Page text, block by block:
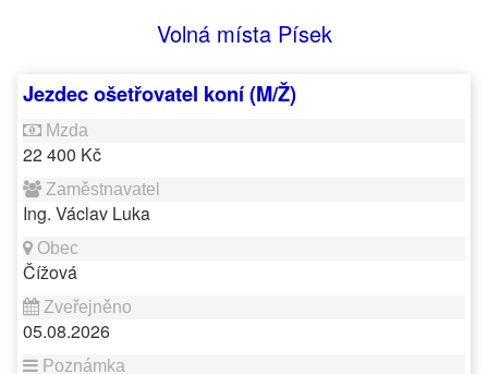
Volná místa Písek
Jezdec ošetřovatel koní (M/Ž)
22 400 Kč
Ing. Václav Luka
Čížová
05.08.2026